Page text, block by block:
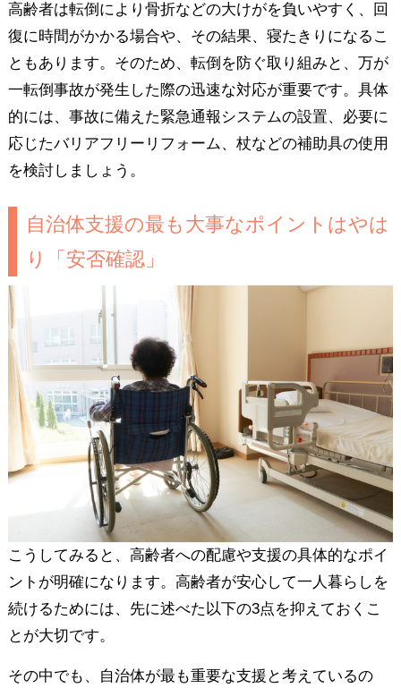
高齢者は転倒により骨折などの大けがを負いやすく、回
復に時間がかかる場合や、その結果、寝たきりになるこ
ともあります。そのため、転倒を防ぐ取り組みと、万が
一転倒事故が発生した際の迅速な対応が重要です。具体
的には、事故に備えた緊急通報システムの設置、必要に
応じたバリアフリーリフォーム、杖などの補助具の使用
を検討しましょう。
自治体支援の最も大事なポイントはやは
り「安否確認」
こうしてみると、高齢者への配慮や支援の具体的なポイ
ントが明確になります。高齢者が安心して一人暮らしを
続けるためには、先に述べた以下の3点を抑えておくこ
とが大切です。
その中でも、自治体が最も重要な支援と考えているの